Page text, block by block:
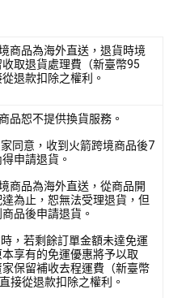
商品為海外直送，退貨時境
取退貨處理費（新臺幣95
退款扣除之權利。
品恕不提供換貨服務。
同意，收到火箭跨境商品後7
申請退貨。
商品為海外直送，從商品開
為止，恕無法受理退貨，但
品後申請退貨。
，若剩餘訂單金額未達免運
本享有的免運優惠將予以取
保留補收去程運費（新臺幣
接從退款扣除之權利。